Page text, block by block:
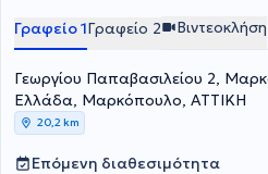
Γραφείο 1Γραφείο 2 Βιντεοκλήση
Γεωργίου Παπαβασιλείου 2,
Ελλάδα, Μαρκόπουλο, ΑΤΤΙΚΗ
20,2 km
Επόμενη διαθεσιμότητα